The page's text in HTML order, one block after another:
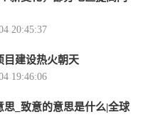
20:45:37
目建设热火朝天
19:46:06
思_致意的意思是什么|全球